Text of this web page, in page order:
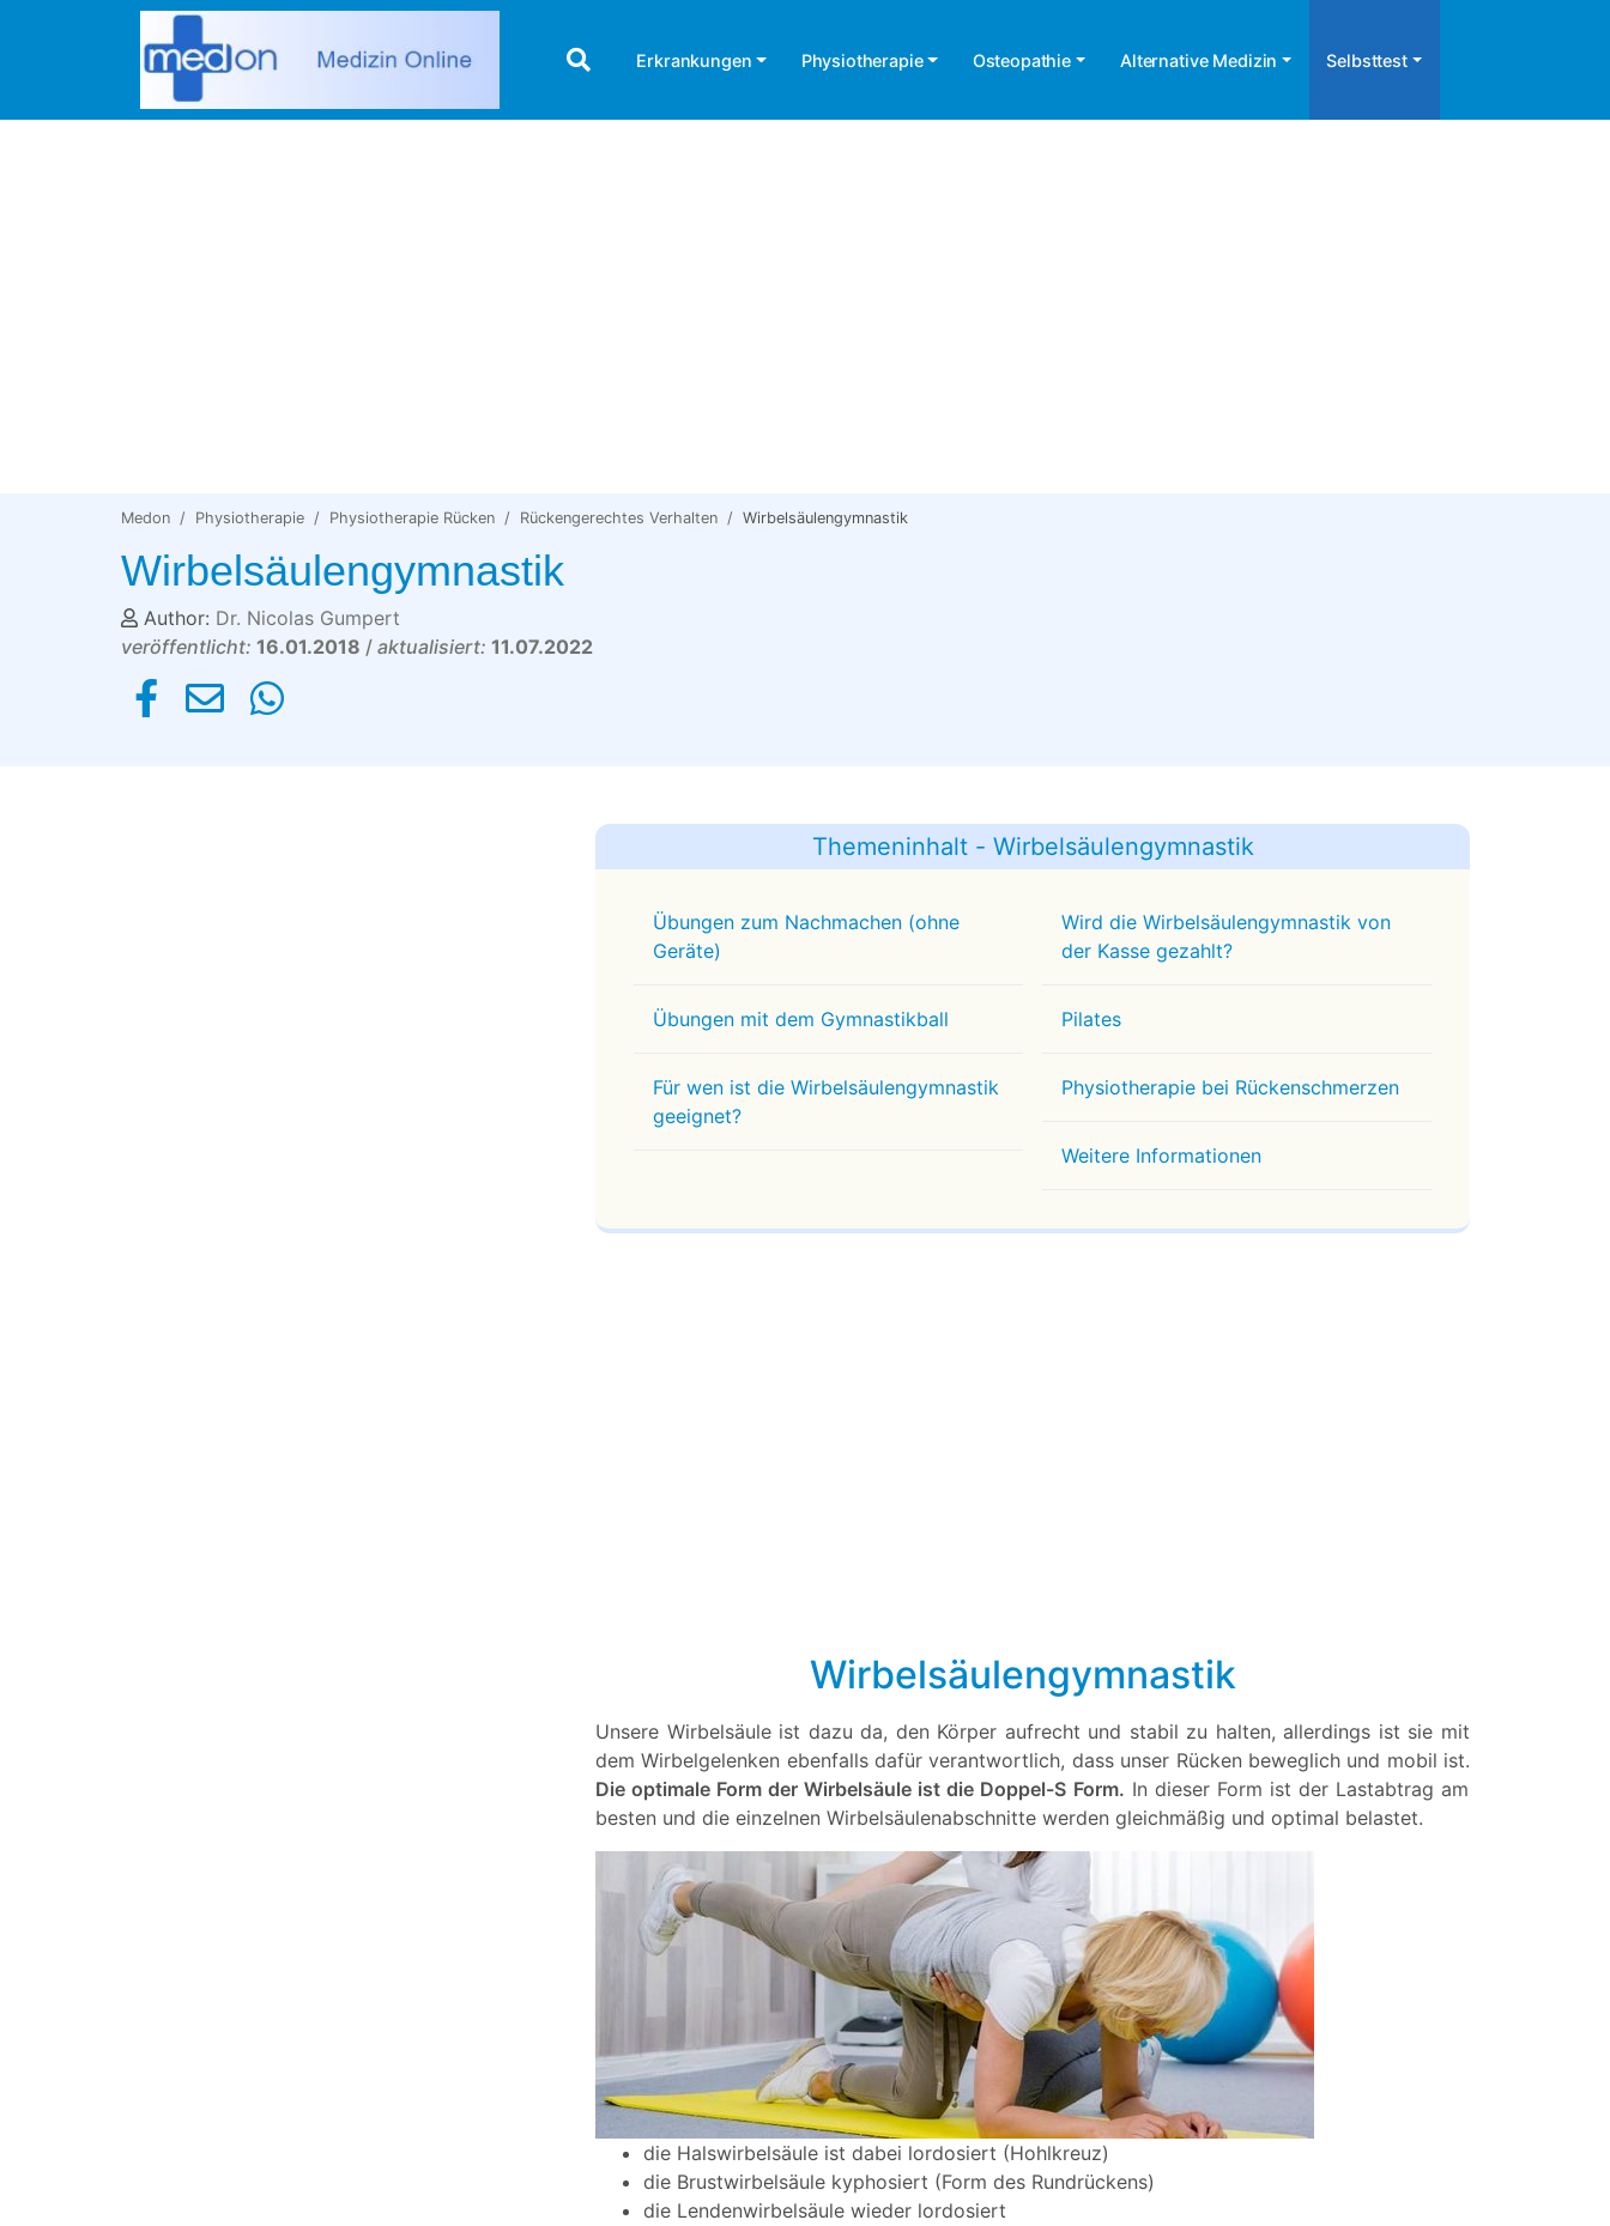
Erkrankungen Physiotherapie Osteopathie Alternative Medizin Selbsttest
Medon Physiotherapie Physiotherapie Rücken Rückengerechtes Verhalten Wirbelsäulengymnastik
Wirbelsäulengymnastik
Author: Dr. Nicolas Gumpert
veröffentlicht: 16.01.2018 / aktualisiert: 11.07.2022
Themeninhalt - Wirbelsäulengymnastik
Übungen zum Nachmachen (ohne
Geräte)
Übungen mit dem Gymnastikball
Für wen ist die Wirbelsäulengymnastik
geeignet?
Wird die Wirbelsäulengymnastik von
der Kasse gezahlt?
Pilates
Physiotherapie bei Rückenschmerzen
Weitere Informationen
Wirbelsäulengymnastik
Unsere Wirbelsäule ist dazu da, den Körper aufrecht und stabil zu halten, allerdings ist sie mit
dem Wirbelgelenken ebenfalls dafür verantwortlich, dass unser Rücken beweglich und mobil ist.
Die optimale Form der Wirbelsäule ist die Doppel-S Form. In dieser Form ist der Lastabtrag am
besten und die einzelnen Wirbelsäulenabschnitte werden gleichmäßig und optimal belastet.
die Halswirbelsäule ist dabei lordosiert (Hohlkreuz)
die Brustwirbelsäule kyphosiert (Form des Rundrückens)
die Lendenwirbelsäule wieder lordosiert